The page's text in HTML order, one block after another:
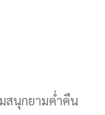
สนุกยามค่ำคืน